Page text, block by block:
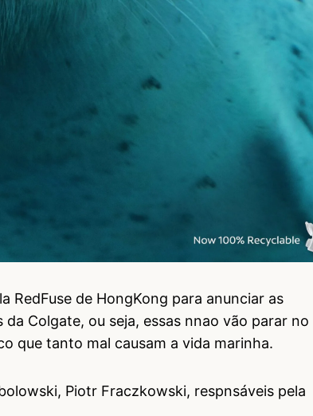
RedFuse de HongKong para anunciar as
Colgate, ou seja, essas nnao vão parar no
que tanto mal causam a vida marinha.
Piotr Fraczkowski, respnsáveis pela